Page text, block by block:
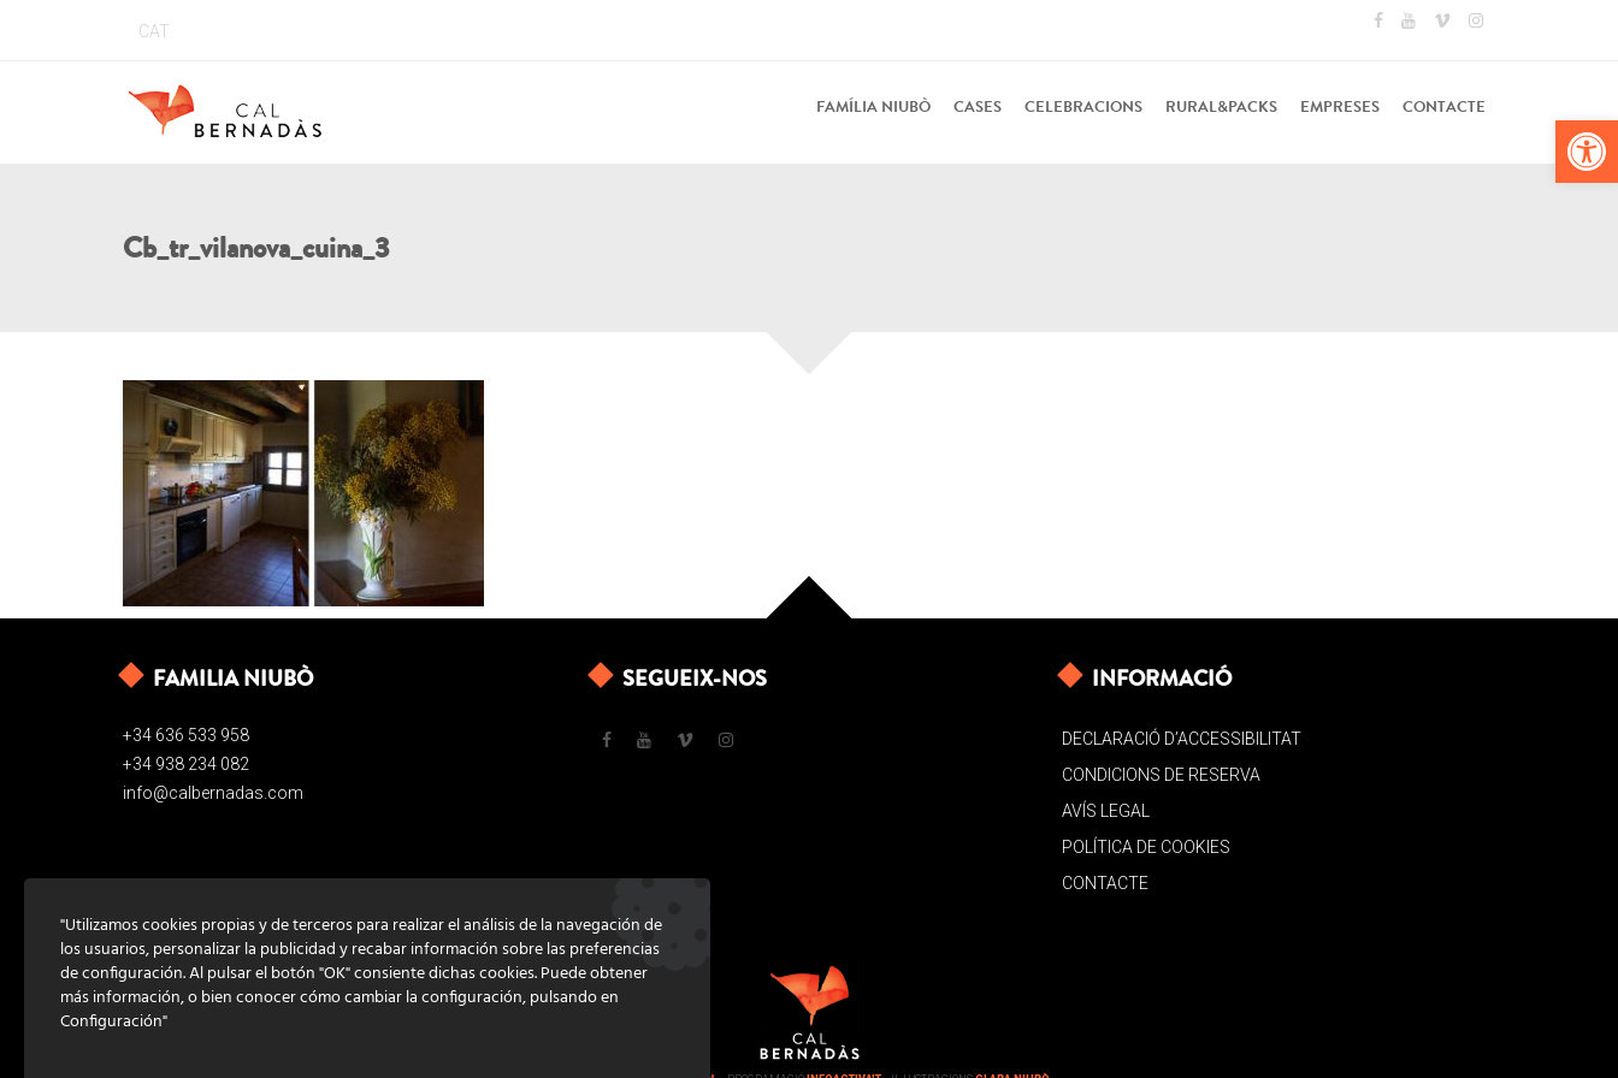
CAT
FAMÍLIA NIUBÒ CASES CELEBRACIONS RURAL&PACKS EMPRESES CONTACTE
Cb_tr_vilanova_cuina_3
FAMILIA NIUBÒ
+34 636 533 958
+34 938 234 082
info@calbernadas.com
SEGUEIX-NOS INFORMACIÓ
DECLARACIÓ D’ACCESSIBILITAT
CONDICIONS DE RESERVA
AVÍS LEGAL
POLÍTICA DE COOKIES
CONTACTE
"Utilizamos cookies propias y de terceros para realizar el análisis de la navegación de
los usuarios, personalizar la publicidad y recabar información sobre las preferencias
de configuración. Al pulsar el botón "OK" consiente dichas cookies. Puede obtener
más información, o bien conocer cómo cambiar la configuración, pulsando en
Configuración"